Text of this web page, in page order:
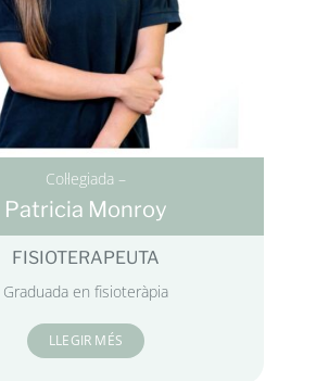
Col·legiada –
Patricia Monroy
FISIOTERAPEUTA
Graduada en fisioteràpia
LLEGIR MÉS